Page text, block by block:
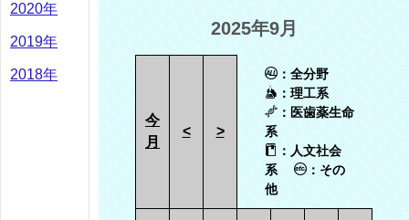
2020年
2019年
2018年
2025年9月
今
月
< >
：全分野
：理工系
：医歯薬生命
系
：人文社会
系
：その
他